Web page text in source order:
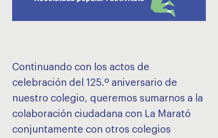
Continuando con los actos de
celebración del 125.º aniversario de
nuestro colegio, queremos sumarnos a la
colaboración ciudadana con La Marató
conjuntamente con otros colegios